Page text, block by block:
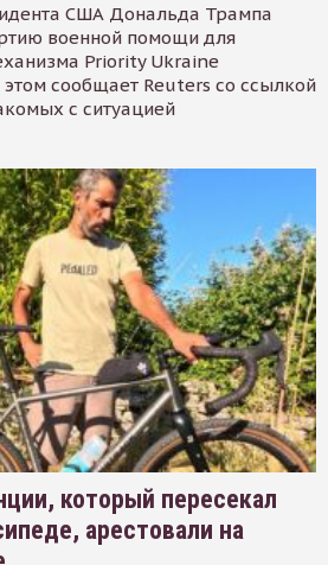
США Дональда Трампа
военной помощи для
Priority Ukraine
сообщает Reuters со ссылкой
с ситуацией
который пересекал
арестовали на